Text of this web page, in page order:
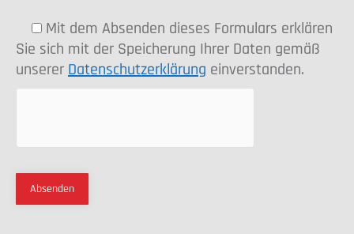
Mit dem Absenden dieses Formulars erklären
Sie sich mit der Speicherung Ihrer Daten gemäß
unserer Datenschutzerklärung einverstanden.